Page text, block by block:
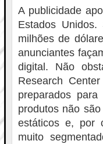
A publicidade
Estados
milhões de
anunciantes
digital. Não
Research
preparados
produtos não
estáticos e, por
muito